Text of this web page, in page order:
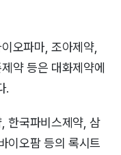
오파마, 조아제약,
약 등은 대화제약에
.
한국파비스제약, 삼
이오팜 등의 록시트